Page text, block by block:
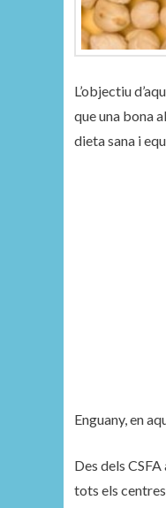
L’objectiu
que una bona
dieta sana i
Enguany, en
Des dels
tots els